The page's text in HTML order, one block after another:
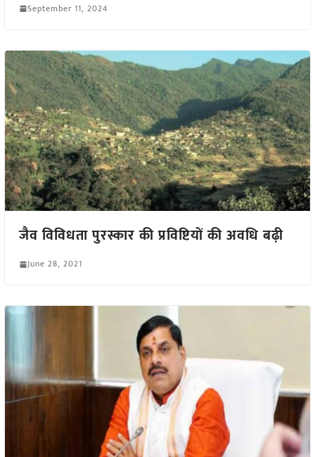
September 11, 2024
जैव विविधता पुरस्कार की प्रविष्टियों की अवधि बढ़ी
June 28, 2021